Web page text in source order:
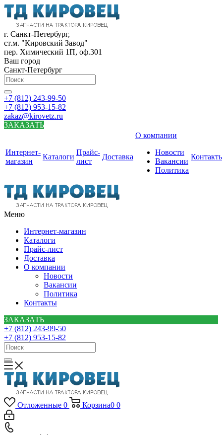
г. Санкт-Петербург,
ст.м. "Кировский Завод"
пер. Химический 1П, оф.301
Ваш город
Санкт-Петербург
+7 (812) 243-99-50
+7 (812) 953-15-82
zakaz@kirovetz.ru
ЗАКАЗАТЬ
Интернет-
магазин
Каталоги
Прайс-
лист
Доставка
О компании
Новости
Вакансии
Политика
Меню
Интернет-магазин
Каталоги
Прайс-лист
Доставка
О компании
Новости
Вакансии
Политика
Контакты
ЗАКАЗАТЬ
+7 (812) 243-99-50
+7 (812) 953-15-82
Отложенные 0 Корзина0 0